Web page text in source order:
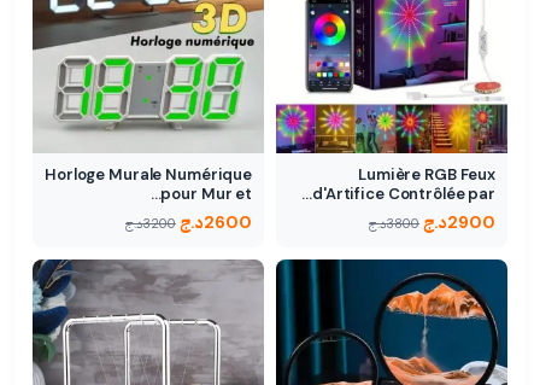
Lumière RGB Feux
d'Artifice Contrôlée par…
2900د.ج 3800د.ج
Horloge Murale Numérique
pour Mur et…
2600د.ج 3200د.ج